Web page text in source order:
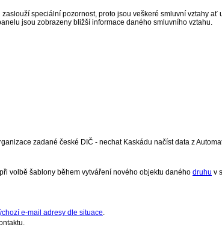
speciální pozornost, proto jsou veškeré smluvní vztahy ať
jsou zobrazeny bližší informace daného smluvního vztahu.
zadané české DIČ - nechat Kaskádu načíst data z
volbě šablony během vytváření nového objektu daného druhu v
e-mail adresy dle situace.